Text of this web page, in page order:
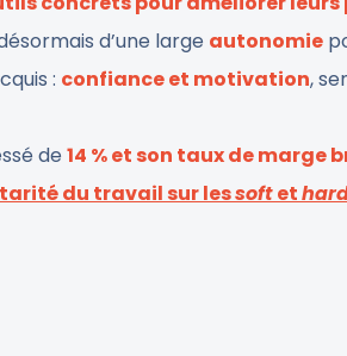
d’une large autonomie
: confiance et motivation,
de 14 % et son taux de marge
du travail sur lessoftet